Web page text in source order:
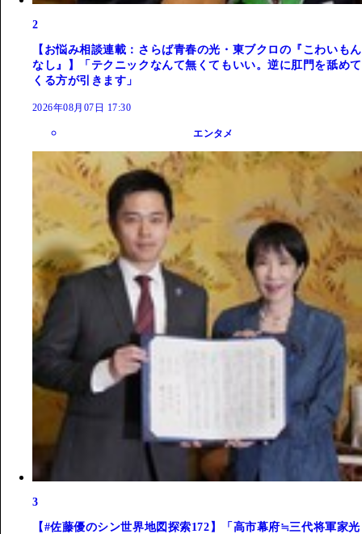
2
【お悩み相談連載：さらば青春の光・東ブクロの『こわいもん
なし』】「テクニックなんて無くてもいい。逆に肛門を舐めて
くる方が引きます」
2026年08月07日 17:30
エンタメ
3
【#佐藤優のシン世界地図探索172】「高市幕府≒三代将軍家光